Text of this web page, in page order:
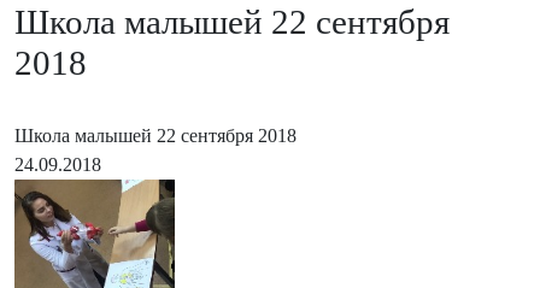
Школа малышей 22 сентября
2018
Школа малышей 22 сентября 2018
24.09.2018